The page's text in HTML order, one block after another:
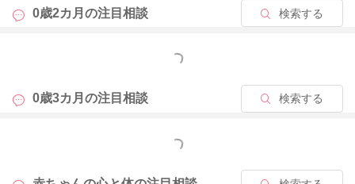
0歳2カ月の注目相談 検索する
もっと見る
0歳3カ月の注目相談 検索する
もっと見る